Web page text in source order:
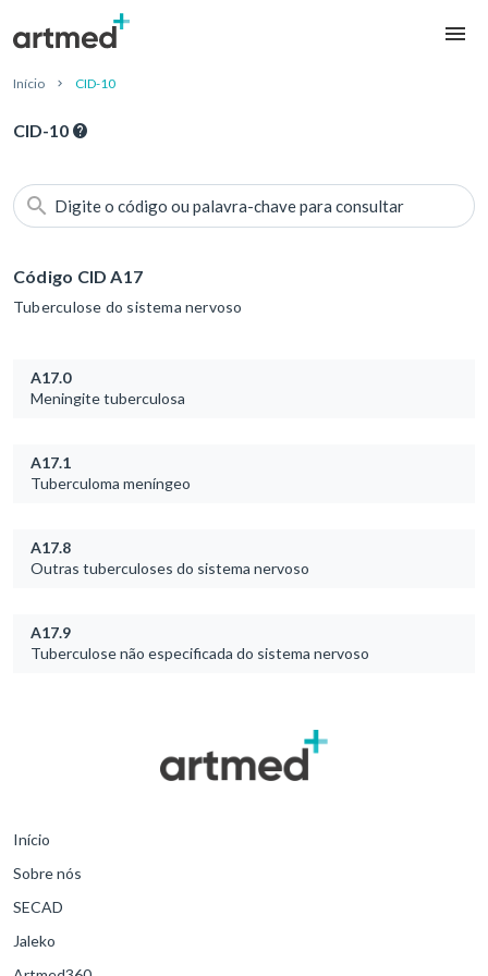
Início CID-10
CID-10
Digite o código ou palavra-chave para consultar
Código CID A17
Tuberculose do sistema nervoso
A17.0
Meningite tuberculosa
A17.1
Tuberculoma meníngeo
A17.8
Outras tuberculoses do sistema nervoso
A17.9
Tuberculose não especificada do sistema nervoso
Início
Sobre nós
SECAD
Jaleko